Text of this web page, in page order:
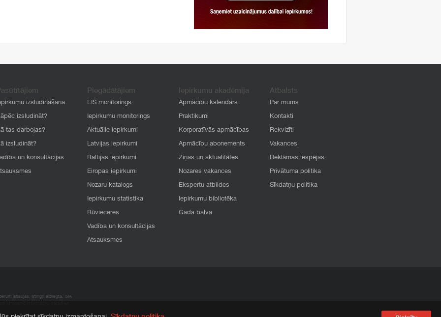
izsludināšana
izsludināt?
tas darbojas?
izsludināt?
un konsultācijas
Piegādātājiem
EIS monitorings
Iepirkumu monitorings
Aktuālie iepirkumi
Latvijas iepirkumi
Baltijas iepirkumi
Eiropas iepirkumi
Nozaru katalogs
Iepirkumu statistika
Būvieceres
Vadība un konsultācijas
Atsauksmes
Iepirkumu akadēmija
Apmācību kalendārs
Praktikumi
Korporatīvās apmācības
Apmācību abonements
Ziņas un aktualitātes
Nozares vakances
Ekspertu atbildes
Iepirkumu bibliotēka
Gada balva
Atbalsts
Par mums
Kontakti
Rekvizīti
Vakances
Reklāmas iespējas
Privātuma politika
Sīkdatņu politika
atļaujas, stingri aizliegta. SIA